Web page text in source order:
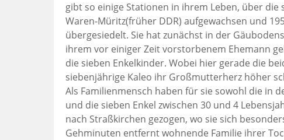
gibt so einige Stationen in ihrem Leben, über
Waren-Müritz(früher DDR) aufgewachsen und
übergesiedelt. Sie hat zunächst in der
ihrem vor einiger Zeit vorstorbenem Ehemann
die sieben Enkelkinder. Wobei hier gerade die
siebenjährige Kaleo ihr Großmutterherz höher
Als Familienmensch haben für sie sowohl die in
und die sieben Enkel zwischen 30 und 4
nach Straßkirchen gezogen, wo sie sich
Gehminuten entfernt wohnende Familie ihrer